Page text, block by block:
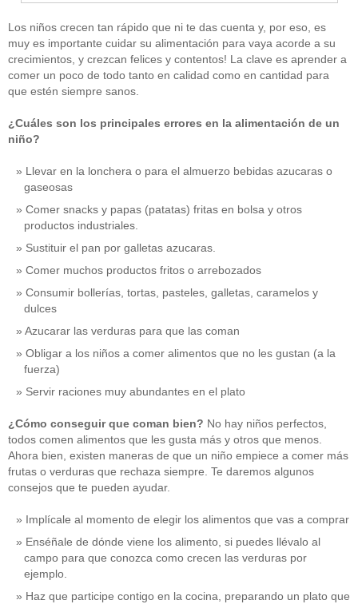
Los niños crecen tan rápido que ni te das cuenta y, por eso, es
muy es importante cuidar su alimentación para vaya acorde a su
crecimientos, y crezcan felices y contentos! La clave es aprender a
comer un poco de todo tanto en calidad como en cantidad para
que estén siempre sanos.
¿Cuáles son los principales errores en la alimentación de un
niño?
Llevar en la lonchera o para el almuerzo bebidas azucaras o
gaseosas
Comer snacks y papas (patatas) fritas en bolsa y otros
productos industriales.
Sustituir el pan por galletas azucaras.
Comer muchos productos fritos o arrebozados
Consumir bollerías, tortas, pasteles, galletas, caramelos y
dulces
Azucarar las verduras para que las coman
Obligar a los niños a comer alimentos que no les gustan (a la
fuerza)
Servir raciones muy abundantes en el plato
¿Cómo conseguir que coman bien? No hay niños perfectos,
todos comen alimentos que les gusta más y otros que menos.
Ahora bien, existen maneras de que un niño empiece a comer más
frutas o verduras que rechaza siempre. Te daremos algunos
consejos que te pueden ayudar.
Implícale al momento de elegir los alimentos que vas a comprar
Enséñale de dónde viene los alimento, si puedes llévalo al
campo para que conozca como crecen las verduras por
ejemplo.
Haz que participe contigo en la cocina, preparando un plato que